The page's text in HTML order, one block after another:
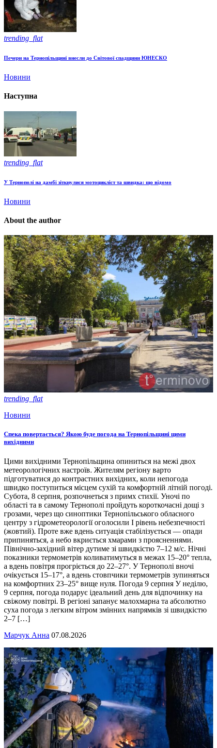
trending_flat
Печери на Тернопільщині внесли до Світової спадщини ЮНЕСКО
Новини
Наступна
trending_flat
У Тернополі на дамбі зіткнулися мотоцикліст та швидка: що відомо
Новини
About the author
trending_flat
Новини
Спека повертається? Якою буде погода на Тернопільщині цими
вихідними
Цими вихідними Тернопільщина опиниться на межі двох
метеорологічних настроїв. Жителям регіону варто
підготуватися до контрастних вихідних, коли непогода
швидко поступиться місцем сухій та комфортній літній погоді.
Субота, 8 серпня, розпочнеться з примх стихії. Уночі по
області та в самому Тернополі пройдуть короткочасні дощі з
грозами, через що синоптики Тернопільського обласного
центру з гідрометеорології оголосили І рівень небезпечності
(жовтий). Проте вже вдень ситуація стабілізується — опади
припиняться, а небо вкриється хмарами з проясненнями.
Північно-західний вітер дутиме зі швидкістю 7–12 м/с. Нічні
показники термометрів коливатимуться в межах 15–20° тепла,
а вдень повітря прогріється до 22–27°. У Тернополі вночі
очікується 15–17°, а вдень стовпчики термометрів зупиняться
на комфортних 23–25° вище нуля. Погода 9 серпня У неділю,
9 серпня, погода подарує ідеальний день для відпочинку на
свіжому повітрі. В регіоні запанує малохмарна та абсолютно
суха погода з легким вітром змінних напрямків зі швидкістю
2–7 […]
Марчук Анна 07.08.2026